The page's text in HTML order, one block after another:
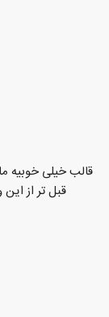
قالب خیلی خوبیه
قبل تر از